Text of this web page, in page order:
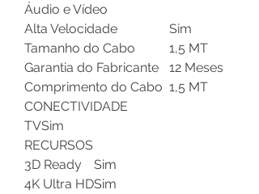
Áudio e Vídeo
Alta Velocidade
Sim
Tamanho do Cabo
1,5 MT
Garantia do Fabricante
12 Meses
Comprimento do Cabo 1,5 MT
CONECTIVIDADE
TVSim
RECURSOS
3D Ready
Sim
4K Ultra HDSim